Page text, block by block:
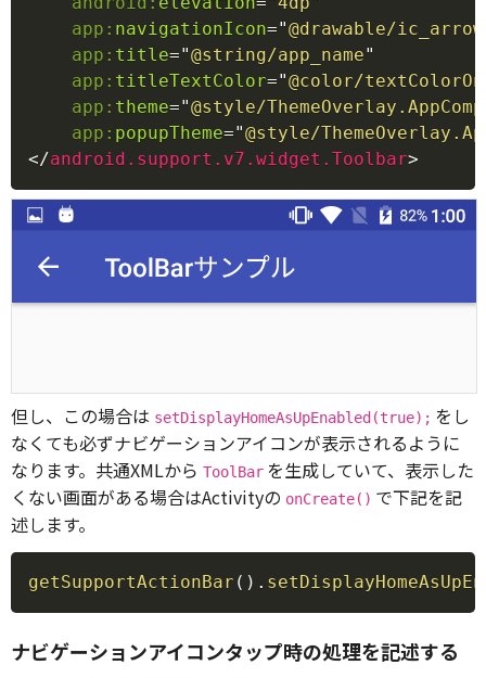
app: navigationIcon="@drawable/
app: title="@string/app_name"
app: titleTextColor="@color/
app: theme="@style/
app: popupTheme="@style/
</android.support.v7.widget.Toolbar>
但し、この場合は setDisplayHomeAsUpEnabled(true); をし
なくても必ずナビゲーションアイコンが表示されるように
なります。共通XMLから ToolBar を生成していて、表示した
くない画面がある場合はActivityの onCreate() で下記を記
述します。
getSupportActionBar ( ) . Copy
ナビゲーションアイコンタップ時の処理を記述する